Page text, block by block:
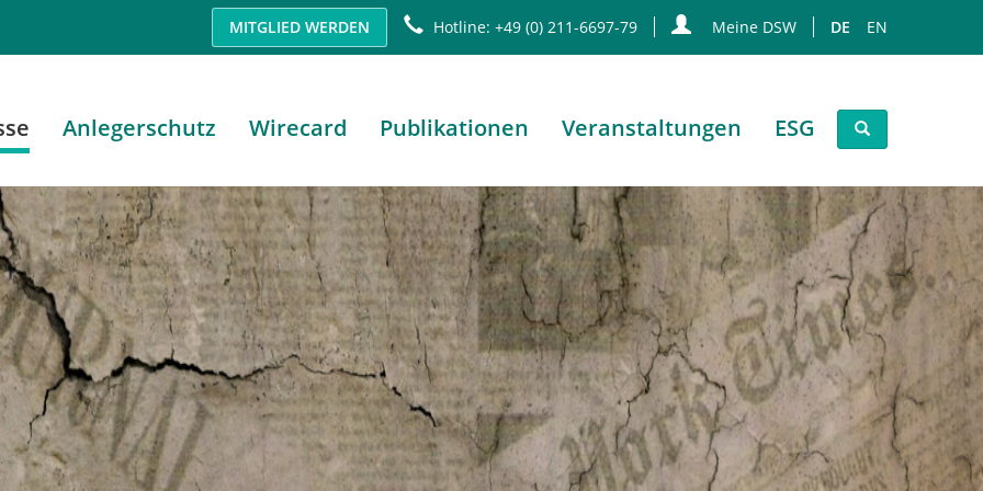
MITGLIED WERDEN Hotline: +49 (0) 211-6697-79 Meine DSW DE EN
Anlegerschutz Wirecard Publikationen Veranstaltungen ESG